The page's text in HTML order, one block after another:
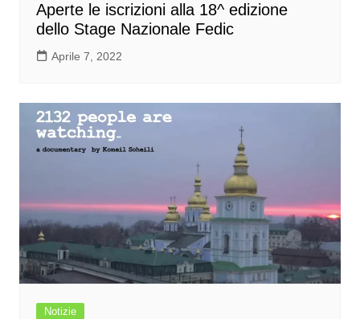
Aperte le iscrizioni alla 18^ edizione
dello Stage Nazionale Fedic
Aprile 7, 2022
Notizie